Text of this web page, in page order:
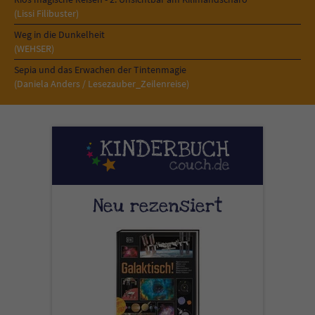
(Lissi Filibuster)
Weg in die Dunkelheit
(WEHSER)
Sepia und das Erwachen der Tintenmagie
(Daniela Anders / Lesezauber_Zeilenreise)
Neu rezensiert
Sicherheitscode des Kontaktformulars zu